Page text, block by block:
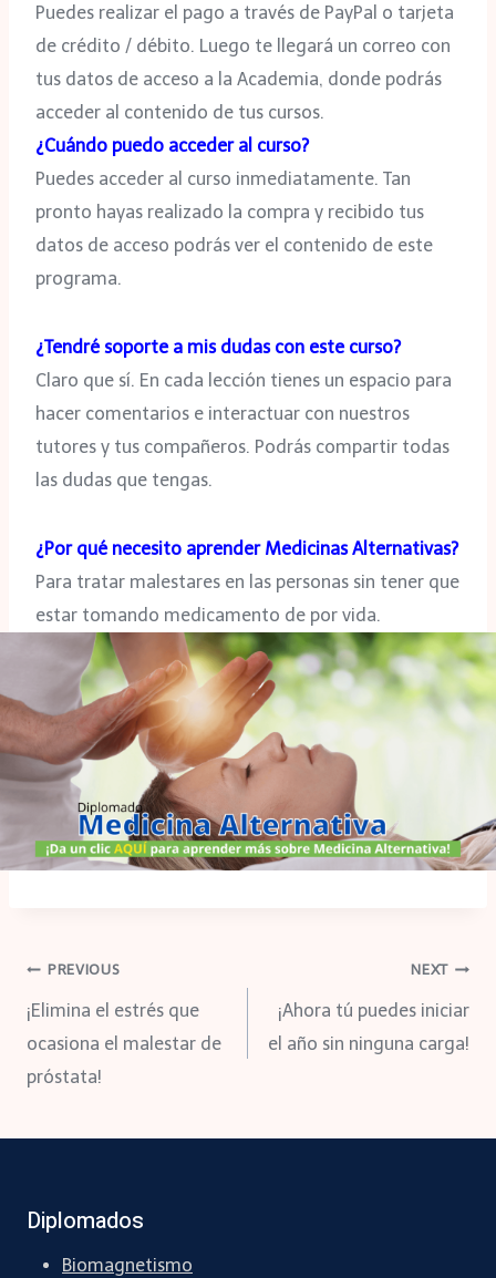
Puedes realizar el pago a través de PayPal o tarjeta
de crédito / débito. Luego te llegará un correo con
tus datos de acceso a la Academia, donde podrás
acceder al contenido de tus cursos.
¿Cuándo puedo acceder al curso?
Puedes acceder al curso inmediatamente. Tan
pronto hayas realizado la compra y recibido tus
datos de acceso podrás ver el contenido de este
programa.
¿Tendré soporte a mis dudas con este curso?
Claro que sí. En cada lección tienes un espacio para
hacer comentarios e interactuar con nuestros
tutores y tus compañeros. Podrás compartir todas
las dudas que tengas.
¿Por qué necesito aprender Medicinas Alternativas?
Para tratar malestares en las personas sin tener que
estar tomando medicamento de por vida.
Navegación
de
PREVIOUS
¡Elimina el estrés que
ocasiona el malestar de
próstata!
NEXT
¡Ahora tú puedes iniciar
el año sin ninguna carga!
Diplomados
Biomagnetismo